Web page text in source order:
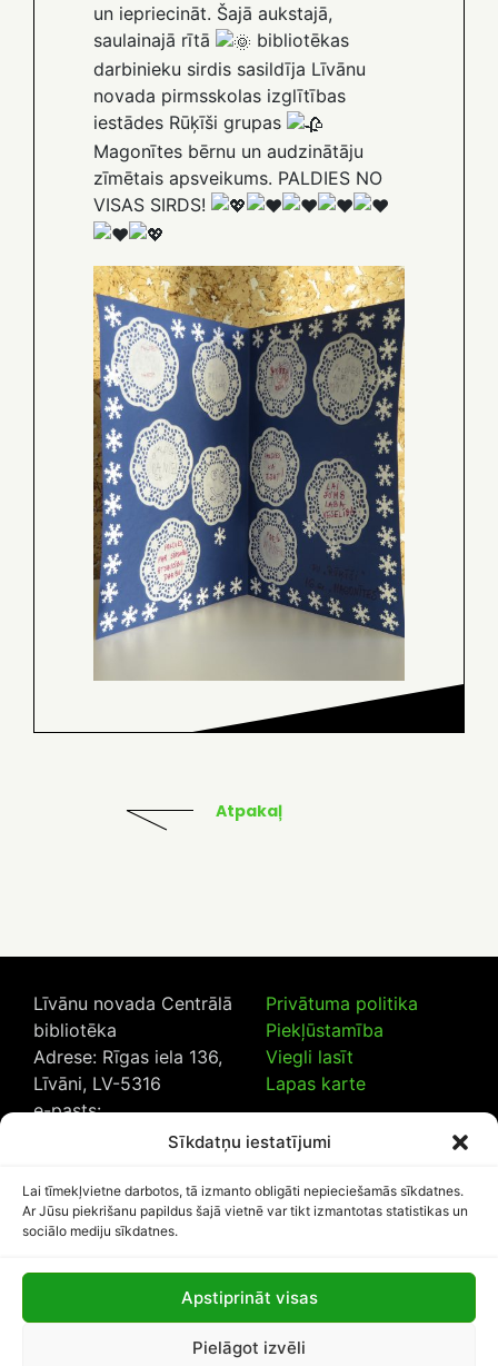
Sīkdatņu iestatījumi
Lai tīmekļvietne darbotos, tā izmanto obligāti nepieciešamās sīkdatnes.
Ar Jūsu piekrišanu papildus šajā vietnē var tikt izmantotas statistikas un
sociālo mediju sīkdatnes.
Apstiprināt visas
Pielāgot izvēli
un iepriecināt. Šajā aukstajā,
saulainajā rītā
bibliotēkas
darbinieku sirdis sasildīja Līvānu
novada pirmsskolas izglītības
iestādes Rūķīši grupas
Magonītes bērnu un audzinātāju
zīmētais apsveikums. PALDIES NO
VISAS SIRDS!
Atpakaļ
Līvānu novada Centrālā
bibliotēka
Adrese: Rīgas iela 136,
Līvāni, LV-5316
e-pasts:
20230925
Privātuma politika
Piekļūstamība
Viegli lasīt
Lapas karte
Lapas apmeklētāju skaits: